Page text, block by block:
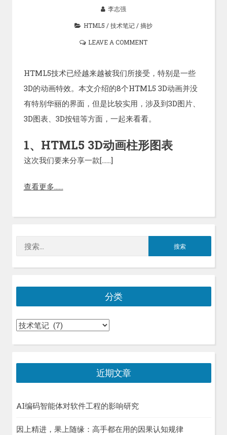
李志强
HTML5 /技术笔记 /摘抄
LEAVE A COMMENT
HTML5技术已经越来越被我们所接受，特别是一些
3D的动画特效。本文介绍的8个HTML5 3D动画并没
有特别华丽的界面，但是比较实用，涉及到3D图片、
3D图表、3D按钮等方面，一起来看看。
1、HTML5 3D动画柱形图表
这次我们要来分享一款[……]
查看更多……
索：
分类
分
近期文章
AI编码智能体对软件工程的影响研究
因上精进，果上随缘：高手都在用的因果认知规律